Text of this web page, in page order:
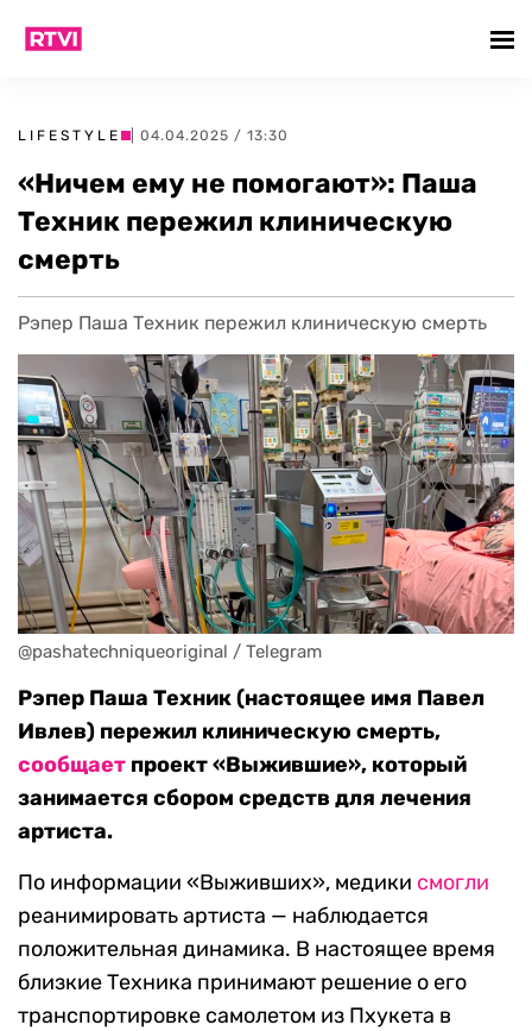
LIFESTYLE | 04.04.2025 / 13:30
«Ничем ему не помогают»: Паша
Техник пережил клиническую
смерть
Рэпер Паша Техник пережил клиническую смерть
Рэпер Паша Техник (настоящее имя Павел
Ивлев) пережил клиническую смерть,
сообщает проект «Выжившие», который
занимается сбором средств для лечения
артиста.
По информации «Выживших», медики смогли
реанимировать артиста — наблюдается
положительная динамика. В настоящее время
близкие Техника принимают решение о его
транспортировке самолетом из Пхукета в